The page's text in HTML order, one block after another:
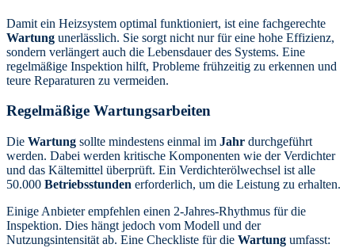
Damit ein Heizsystem optimal funktioniert, ist eine fachgerechte
Wartung unerlässlich. Sie sorgt nicht nur für eine hohe Effizienz,
sondern verlängert auch die Lebensdauer des Systems. Eine
regelmäßige Inspektion hilft, Probleme frühzeitig zu erkennen und
teure Reparaturen zu vermeiden.
Regelmäßige Wartungsarbeiten
Die Wartung sollte mindestens einmal im Jahr durchgeführt
werden. Dabei werden kritische Komponenten wie der Verdichter
und das Kältemittel überprüft. Ein Verdichterölwechsel ist alle
50.000 Betriebsstunden erforderlich, um die Leistung zu erhalten.
Einige Anbieter empfehlen einen 2-Jahres-Rhythmus für die
Inspektion. Dies hängt jedoch vom Modell und der
Nutzungsintensität ab. Eine Checkliste für die Wartung umfasst: